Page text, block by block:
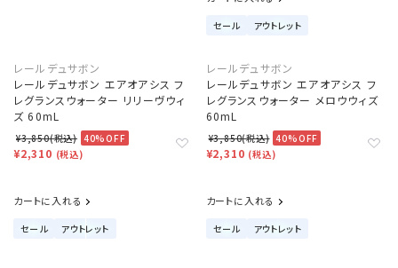
セール アウトレット
レールデュサボン
レールデュサボン エアオアシス フ
レグランスウォーター リリーヴウィ
ズ 60mL
¥3,850(税込) 40%OFF
¥2,310 (税込)
カートに入れる
セール アウトレット
レールデュサボン
レールデュサボン エアオアシス フ
レグランスウォーター メロウウィズ
60mL
¥3,850(税込) 40%OFF
¥2,310 (税込)
カートに入れる
セール アウトレット